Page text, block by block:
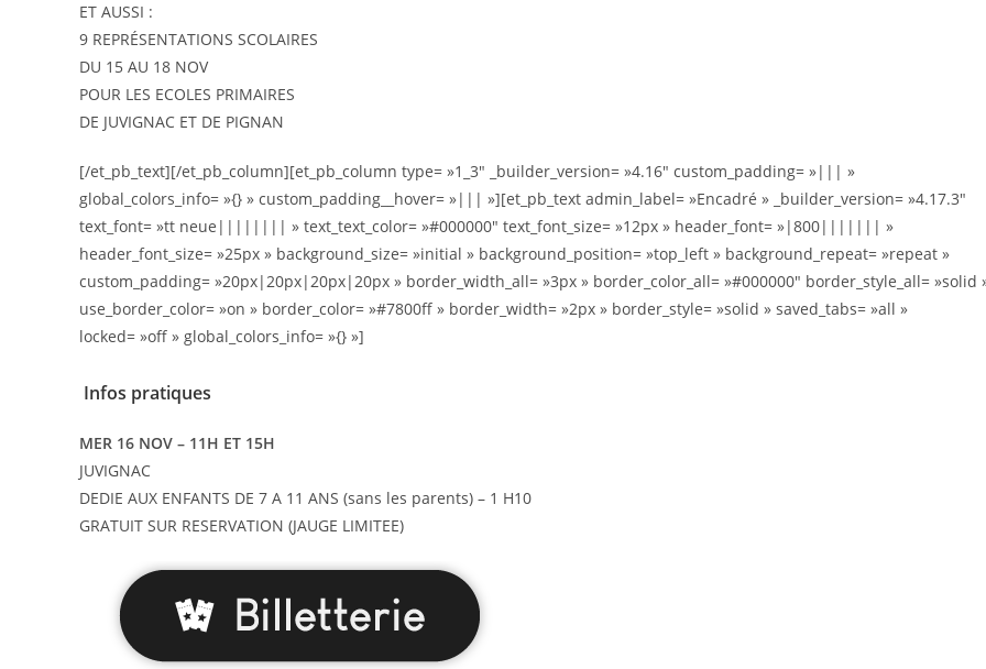
ET AUSSI :
9 REPRÉSENTATIONS SCOLAIRES
DU 15 AU 18 NOV
POUR LES ECOLES PRIMAIRES
DE JUVIGNAC ET DE PIGNAN
[/et_pb_text][/et_pb_column][et_pb_column type= »1_3″ _builder_version= »4.16″ custom_padding= »||| »
global_colors_info= »{} » custom_padding__hover= »||| »][et_pb_text admin_label= »Encadré » _builder_version= »4.17.3″
text_font= »tt neue|||||||| » text_text_color= »#000000″ text_font_size= »12px » header_font= »|800||||||| »
header_font_size= »25px » background_size= »initial » background_position= »top_left » background_repeat= »repeat »
custom_padding= »20px|20px|20px|20px » border_width_all= »3px » border_color_all= »#000000″ border_style_all= »solid
use_border_color= »on » border_color= »#7800ff » border_width= »2px » border_style= »solid » saved_tabs= »all »
locked= »off » global_colors_info= »{} »]
Infos pratiques
MER 16 NOV – 11H ET 15H
JUVIGNAC
DEDIE AUX ENFANTS DE 7 A 11 ANS (sans les parents) – 1 H10
GRATUIT SUR RESERVATION (JAUGE LIMITEE)